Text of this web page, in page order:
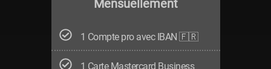
Mensuellement
1 Compte pro avec IBAN 🇫🇷
1 Carte Mastercard Business